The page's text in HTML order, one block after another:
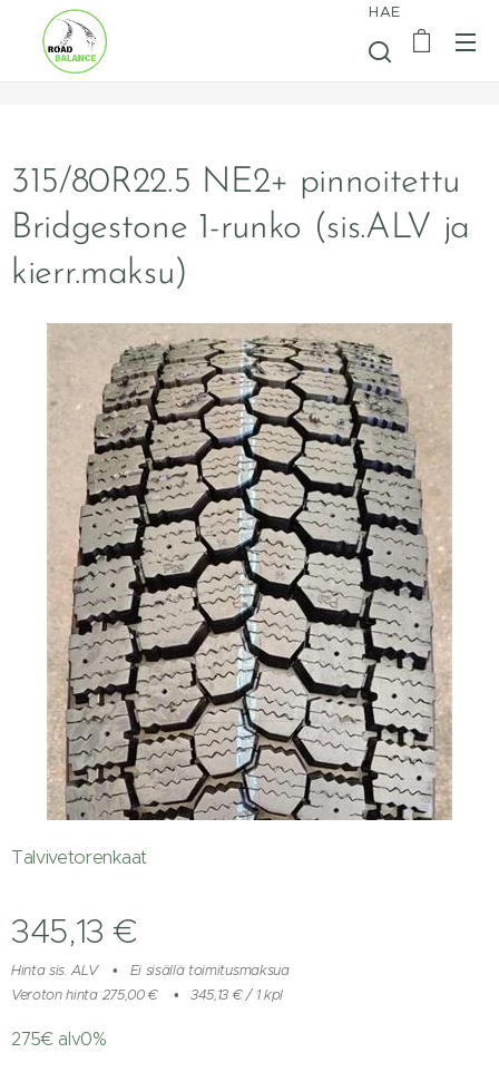
HAE
315/80R22.5 NE2+ pinnoitettu
Bridgestone 1-runko (sis.ALV ja
kierr.maksu)
Talvivetorenkaat
345,13 €
Hinta sis. ALV
Ei sisällä toimitusmaksua
Veroton hinta 275,00 €
345,13 € / 1 kpl
275€ alv0%